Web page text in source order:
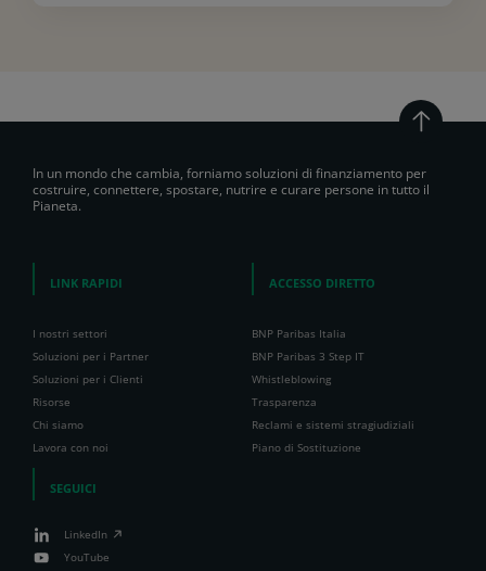
In un mondo che cambia, forniamo soluzioni di finanziamento per
costruire, connettere, spostare, nutrire e curare persone in tutto il
Pianeta.
LINK RAPIDI
I nostri settori
Soluzioni per i Partner
Soluzioni per i Clienti
Risorse
Chi siamo
Lavora con noi
ACCESSO DIRETTO
BNP Paribas Italia
BNP Paribas 3 Step IT
Whistleblowing
Trasparenza
Reclami e sistemi stragiudiziali
Piano di Sostituzione
SEGUICI
LinkedIn
YouTube